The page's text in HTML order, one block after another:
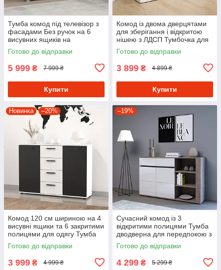
Тумба комод під телевізор з
фасадами Без ручок на 6
висувних ящиків на
телескопічних направляючих
Готово до відправки
5 999 ₴ 7 999 ₴
Купити
Комод із двома дверцятами
для зберігання і відкритою
нішею з ЛДСП Тумбочка для
спальні з підсвіткою
Готово до відправки
3 899 ₴ 4 899 ₴
Купити
Новинка –20%
Комод 120 см шириною на 4
висувні ящики та 6 закритими
полицями для одягу Тумба
дводверна в спальню з ДСП
Готово до відправки
3 999 ₴ 4 999 ₴
–19%
Сучасний комод із 3
відкритими полицями Тумба
дводверна для передпокою з
МДФ фасадом 150 см
Готово до відправки
4 299 ₴ 5 299 ₴